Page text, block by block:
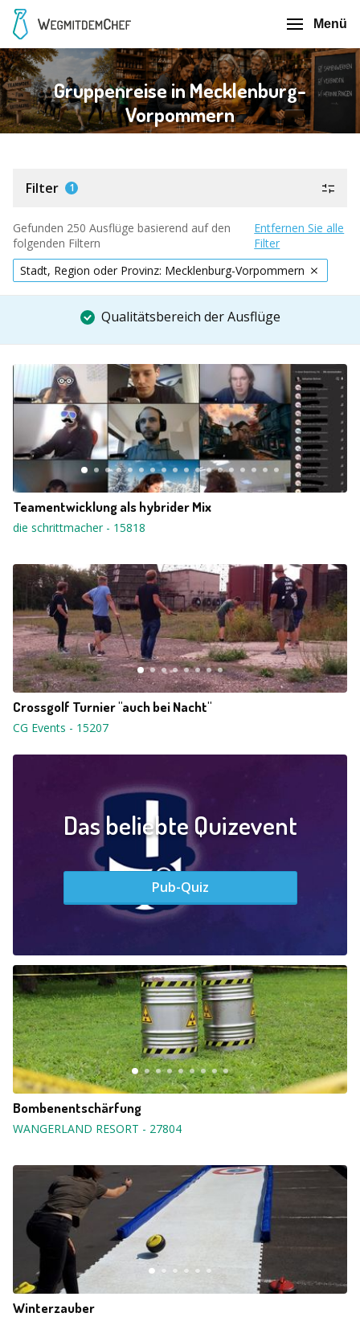
Menü
Gruppenreise in Mecklenburg-
Vorpommern
Filter 1
Gefunden 250 Ausflüge basierend auf den
folgenden Filtern
Entfernen Sie alle
Filter
Stadt, Region oder Provinz: Mecklenburg-Vorpommern
Qualitätsbereich der Ausflüge
Teamentwicklung als hybrider Mix
die schrittmacher - 15818
Crossgolf Turnier "auch bei Nacht"
CG Events - 15207
Das beliebte Quizevent
Pub-Quiz
Bombenentschärfung
WANGERLAND RESORT - 27804
Winterzauber